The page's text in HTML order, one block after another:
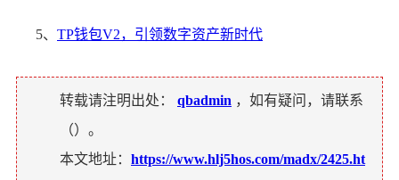
5、 TP钱包V2，引领数字资产新时代
转载请注明出处： qbadmin ，如有疑问，请联系
（）。
本文地址： https://www.hlj5hos.com/madx/2425.ht